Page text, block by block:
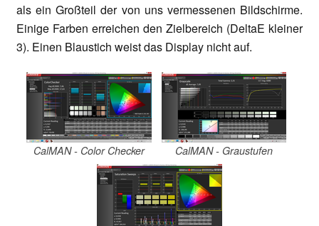
als ein Großteil der von uns vermessenen Bildschirme.
Einige Farben erreichen den Zielbereich (DeltaE kleiner
3). Einen Blaustich weist das Display nicht auf.
CalMAN - Color Checker CalMAN - Graustufen